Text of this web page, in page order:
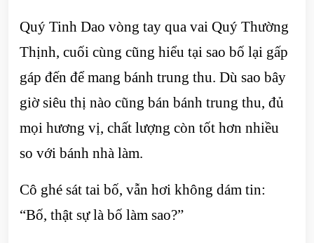
Quý Tinh Dao vòng tay qua vai Quý Thường
Thịnh, cuối cùng cũng hiểu tại sao bố lại gấp
gáp đến để mang bánh trung thu. Dù sao bây
giờ siêu thị nào cũng bán bánh trung thu, đủ
mọi hương vị, chất lượng còn tốt hơn nhiều
so với bánh nhà làm.
Cô ghé sát tai bố, vẫn hơi không dám tin:
“Bố, thật sự là bố làm sao?”